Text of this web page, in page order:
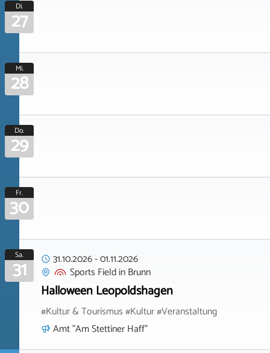
Di.
27
Mi.
28
Do.
29
Fr.
30
Sa.
31 31.10.2026-01.11.2026
Sports FieldinBrunn
Halloween Leopoldshagen
#Kultur & Tourismus #Kultur #Veranstaltung
Amt "Am Stettiner Haff"